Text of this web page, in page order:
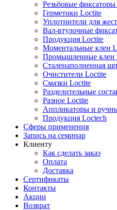
Резьбовые
Герметики Loctite
Уплотнители для
Вал-втулочные
Продукция Loctite
Моментальные клеи
Промышленные клеи
Сталенаполненная
Очистители Loctite
Смазки Loctite
Разделительные
Разное Loctite
Аппликаторы и
Продукция Loctech
Сферы применения
Запись на семинар
Клиенту
Как сделать заказ
Оплата
Доставка
Сертификаты
Контакты
Акции
Возврат